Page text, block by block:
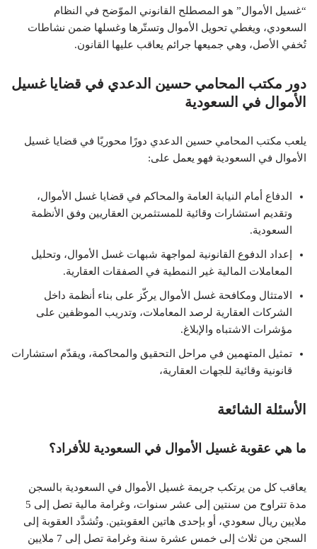
“غسيل الأموال” هو المصطلح القانوني الموّضح في النظام
السعودي، ويغطي تحويل الأموال وتستّرها وغسلها ضمن نشاطات
تُخفي الأصل، وهي جميعها جرائم يعاقب عليها القانون.
دور مكتب المحامي حسين الدعدي في قضايا غسيل
الأموال في السعودية
يلعب مكتب المحامي حسين الدعدي دورًا محوريًا في قضايا غسيل
الأموال في السعودية فهو يعمل على:
الدفاع أمام النيابة العامة والمحاكم في قضايا غسل الأموال،
وتقديم استشارات وقائية للمستثمرين العقاريين وفق الأنظمة
السعودية.
إعداد الدفوع القانونية لمواجهة شبهات غسل الأموال، وتحليل
المعاملات المالية غير النمطية في الصفقات العقارية.
الامتثال ومكافحة غسل الأموال يركّز على بناء أنظمة داخل
الشركات العقارية لرصد المعاملات، وتدريب الموظفين على
مؤشرات الاشتباه والإبلاغ.
تمثيل المتهمين في مراحل التحقيق والمحاكمة، ويقدّم استشارات
قانونية وقائية للجهات العقارية،
الأسئلة الشائعة
ما هي عقوبة غسيل الأموال في السعودية للأفراد؟
يعاقب كل من يرتكب جريمة غسيل الأموال في السعودية بالسجن
مدة تتراوح من سنتين إلى عشر سنوات، وغرامة مالية تصل إلى 5
ملايين ريال سعودي، أو بإحدى هاتين العقوبتين. وتُشدَّد العقوبة إلى
السجن من ثلاث إلى خمس عشرة سنة وغرامة تصل إلى 7 ملايين